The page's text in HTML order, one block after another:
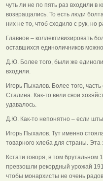
чуть ли не по пять раз входили в
возвращались. То есть люди
них не то, чтоб сходило с рук, но
Главное – коллективизировать
оставшихся единоличников
Д.Ю. Более того, были же
входили.
Игорь Пыхалов. Более того,
Сталина. Как-то вели свои
удавалось.
Д.Ю. Как-то непонятно – если
Игорь Пыхалов. Тут именно
товарного хлеба для страны.
Кстати говоря, в том
превзошли рекордный урожай
чтобы монархисты не очень